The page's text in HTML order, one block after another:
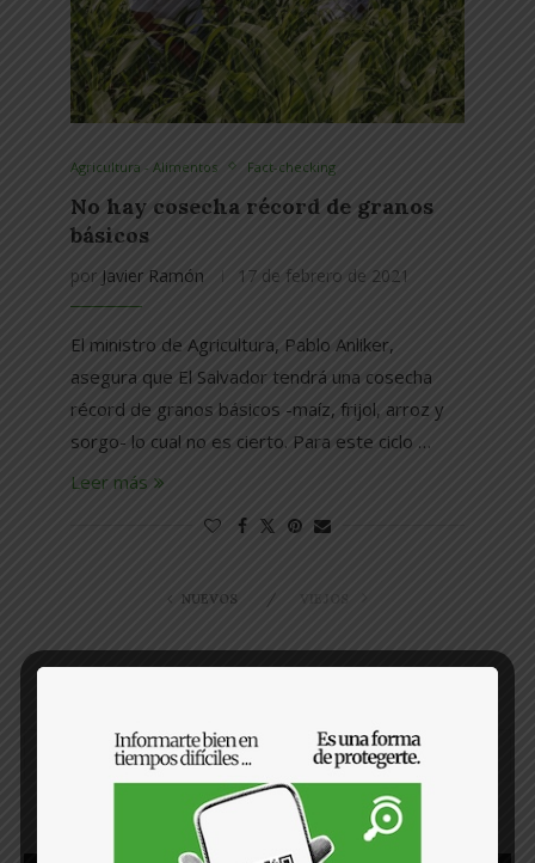
Agricultura - Alimentos Fact-checking
No hay cosecha récord de granos
básicos
por Javier Ramón 17 de febrero de 2021
El ministro de Agricultura, Pablo Anliker,
asegura que El Salvador tendrá una cosecha
récord de granos básicos -maíz, frijol, arroz y
sorgo- lo cual no es cierto. Para este ciclo …
Leer más
NUEVOS